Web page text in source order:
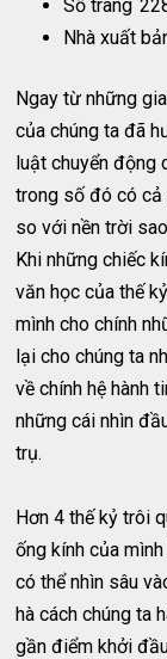
Số trang
Nhà xuất
Ngay từ những
của chúng ta đã
luật chuyển động
trong số đó có cả
so với nền trời
Khi những chiếc
văn học của thế
mình cho chính
lại cho chúng ta
về chính hệ hành
những cái nhìn
trụ.
Hơn 4 thế kỷ trôi
ống kính của
có thể nhìn sâu
hà cách chúng ta
gần điểm khởi